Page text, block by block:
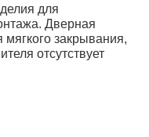
Дверная
мягкого закрывания,
отсутствует